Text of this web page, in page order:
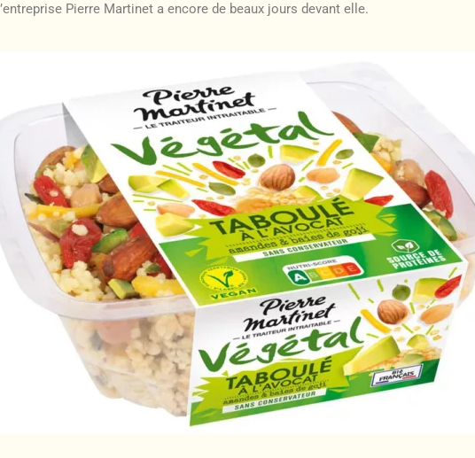
Pierre Martinet a encore de beaux jours devant elle.